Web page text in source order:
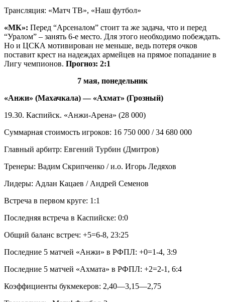
Трансляция: «Матч ТВ», «Наш футбол»
«МК»: Перед “Арсеналом” стоит та же задача, что и перед
“Уралом” – занять 6-е место. Для этого необходимо побеждать.
Но и ЦСКА мотивирован не меньше, ведь потеря очков
поставит крест на надеждах армейцев на прямое попадание в
Лигу чемпионов. Прогноз: 2:1
7 мая, понедельник
«Анжи» (Махачкала) — «Ахмат» (Грозный)
19.30. Каспийск. «Анжи-Арена» (28 000)
Суммарная стоимость игроков: 16 750 000 / 34 680 000
Главный арбитр: Евгений Турбин (Дмитров)
Тренеры: Вадим Скрипченко / и.о. Игорь Ледяхов
Лидеры: Адлан Кацаев / Андрей Семенов
Встреча в первом круге: 1:1
Последняя встреча в Каспийске: 0:0
Общий баланс встреч: +5=6-8, 23:25
Последние 5 матчей «Анжи» в РФПЛ: +0=1-4, 3:9
Последние 5 матчей «Ахмата» в РФПЛ: +2=2-1, 6:4
Коэффициенты букмекеров: 2,40—3,15—2,75